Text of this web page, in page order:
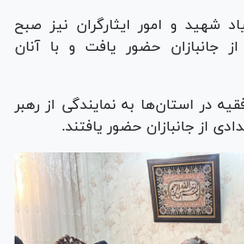
شهید و امور ایثارگران نیز صبح
جانبازان حضور یافت و با آنان
در استان‌ها به نمایندگی از رهبر
از جانبازان حضور یافتند.